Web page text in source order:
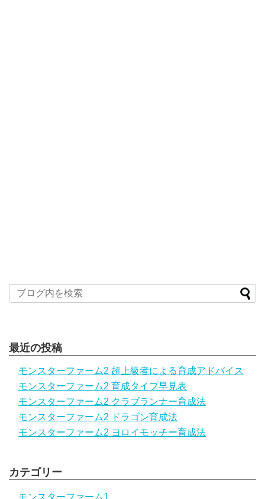
最近の投稿
モンスターファーム2 超上級者による育成アドバイス
モンスターファーム2 育成タイプ早見表
モンスターファーム2 クラブランナー育成法
モンスターファーム2 ドラゴン育成法
モンスターファーム2 ヨロイモッチー育成法
カテゴリー
モンスターファーム1